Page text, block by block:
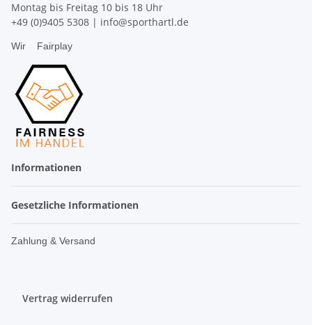
Montag bis Freitag 10 bis 18 Uhr
+49 (0)9405 5308 | info@sporthartl.de
Wir Fairplay
Informationen
Gesetzliche Informationen
Zahlung & Versand
Vertrag widerrufen